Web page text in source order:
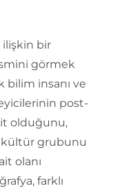
ilişkin bir
görmek
bilim insanı ve
post-
olduğunu,
kültür grubunu
olanı
farklı